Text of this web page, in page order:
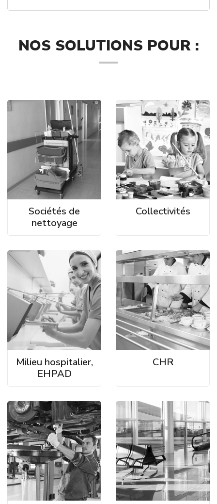
NOS SOLUTIONS POUR :
Sociétés de
nettoyage
Collectivités
Milieu hospitalier,
EHPAD
CHR